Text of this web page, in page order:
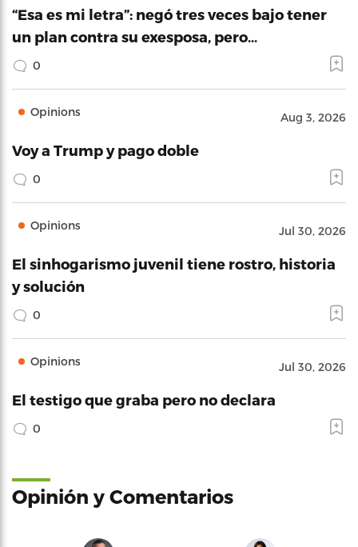
“Esa es mi letra”: negó tres veces bajo tener
un plan contra su exesposa, pero…
0
Opinions Aug 3, 2026
Voy a Trump y pago doble
0
Opinions Jul 30, 2026
El sinhogarismo juvenil tiene rostro, historia
y solución
0
Opinions Jul 30, 2026
El testigo que graba pero no declara
0
Opinión y Comentarios